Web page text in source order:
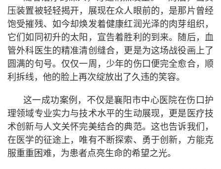
压装置被轻轻揭开，展现在众人眼前的，是那片曾经
饱受摧残、如今却焕发着健康红润光泽的肉芽组织，
它们如同初升的太阳，宣告着胜利的到来。随后，血
管外科医生的精准清创缝合，更是为这场战役画上了
圆满的句号。仅仅一周，少年的伤口便完全愈合，顺
利拆线，他的脸上再次绽放出了久违的笑容。
这一成功案例，不仅是襄阳市中心医院在伤口护
理领域专业实力与技术水平的生动展现，更是医疗技
术创新与人文关怀完美结合的典范。这也告诉我们，
在医学的征途上，唯有不断探索、勇于创新，方能克
服重重困难，为患者点亮生命的希望之光。